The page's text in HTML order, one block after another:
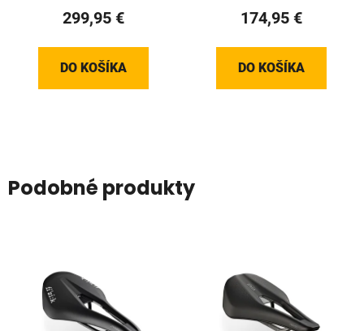
299,95 €
DO KOŠÍKA
174,95 €
DO KOŠÍKA
Podobné produkty